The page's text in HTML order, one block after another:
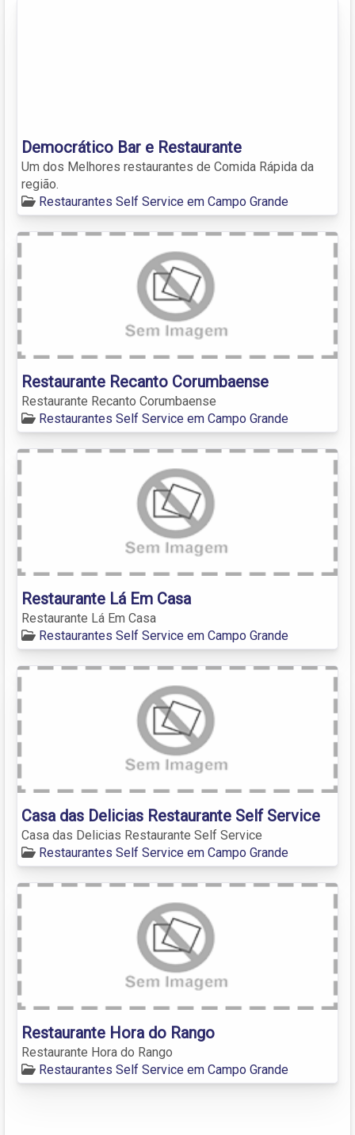
Democrático Bar e Restaurante
Um dos Melhores restaurantes de Comida Rápida da
região.
Restaurantes Self Service em Campo Grande
Restaurante Recanto Corumbaense
Restaurante Recanto Corumbaense
Restaurantes Self Service em Campo Grande
Restaurante Lá Em Casa
Restaurante Lá Em Casa
Restaurantes Self Service em Campo Grande
Casa das Delicias Restaurante Self Service
Casa das Delicias Restaurante Self Service
Restaurantes Self Service em Campo Grande
Restaurante Hora do Rango
Restaurante Hora do Rango
Restaurantes Self Service em Campo Grande